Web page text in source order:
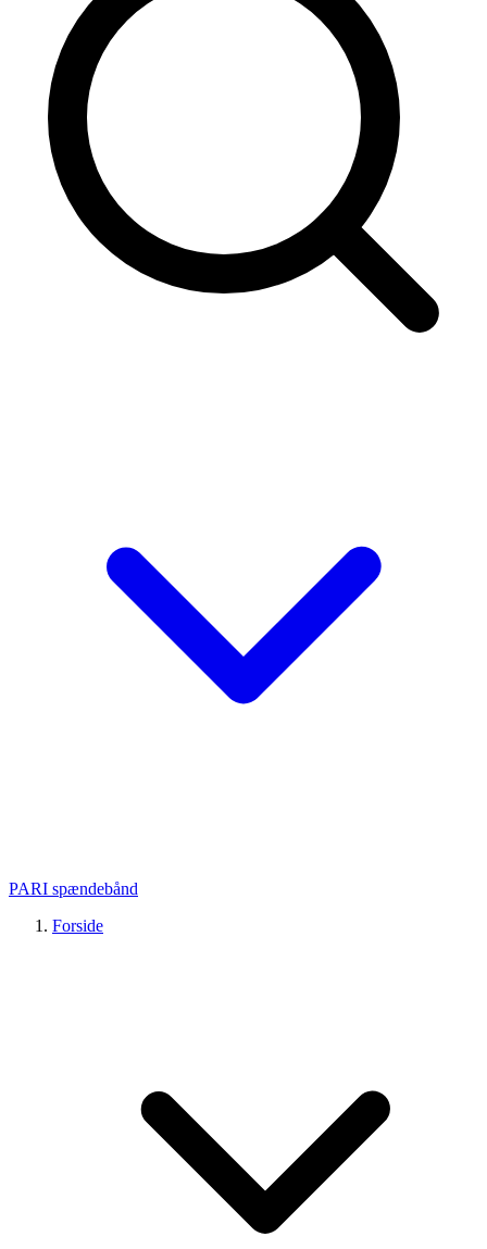
PARI spændebånd
Forside